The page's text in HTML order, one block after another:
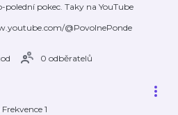
polední pokec. Taky na YouTube
@PovolnePonde
0 odběratelů
1